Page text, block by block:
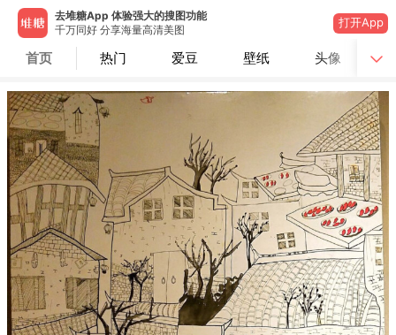
去堆糖App 体验强大的搜图功能
千万同好 分享海量高清美图
打开App
首页 热门 爱豆 壁纸 头像